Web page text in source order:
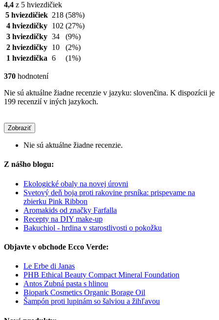
4,4 z 5 hviezdičiek
5 hviezdičiek 218 (58%)
4 hviezdičky
102 (27%)
3 hviezdičky 34
(9%)
2 hviezdičky
10
(2%)
1 hviezdička 6 (1%)
370 hodnotení
Nie sú aktuálne žiadne recenzie v jazyku: slovenčina. K dispozícii je
199 recenzií v iných jazykoch.
Zobraziť
Nie sú aktuálne žiadne recenzie.
Z nášho blogu:
Ekologické obaly na novej úrovni
Svetový deň boja proti rakovine prsníka: prispevame na
zbierku Pink Ribbon
Aromakids od značky Farfalla
Recepty na DIY make-up
Bakuchiol - hrdina v starostlivosti o pokožku
Objavte v obchode Ecco Verde:
Le Erbe di Janas
PHB Ethical Beauty Compact Mineral Foundation
Antos Zubná pasta s hlinou
Biopark Cosmetics Organic Borage Oil
Šampón proti lupinám so šalviou a žihľavou